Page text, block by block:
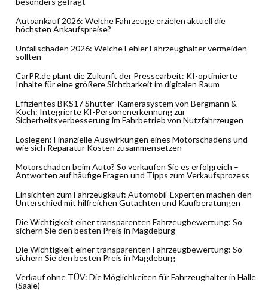
Autoankauf 2026: Welche Fahrzeuge erzielen aktuell die
höchsten Ankaufspreise?
Unfallschäden 2026: Welche Fehler Fahrzeughalter vermeiden
sollten
CarPR.de plant die Zukunft der Pressearbeit: KI-optimierte
Inhalte für eine größere Sichtbarkeit im digitalen Raum
Effizientes BKS17 Shutter-Kamerasystem von Bergmann &
Koch: Integrierte KI-Personenerkennung zur
Sicherheitsverbesserung im Fahrbetrieb von Nutzfahrzeugen
Loslegen: Finanzielle Auswirkungen eines Motorschadens und
wie sich Reparatur Kosten zusammensetzen
Motorschaden beim Auto? So verkaufen Sie es erfolgreich –
Antworten auf häufige Fragen und Tipps zum Verkaufsprozess
Einsichten zum Fahrzeugkauf: Automobil-Experten machen den
Unterschied mit hilfreichen Gutachten und Kaufberatungen
Die Wichtigkeit einer transparenten Fahrzeugbewertung: So
sichern Sie den besten Preis in Magdeburg
Die Wichtigkeit einer transparenten Fahrzeugbewertung: So
sichern Sie den besten Preis in Magdeburg
Verkauf ohne TÜV: Die Möglichkeiten für Fahrzeughalter in Halle
(Saale)